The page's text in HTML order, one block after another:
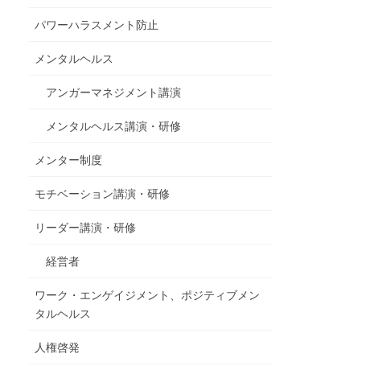
パワーハラスメント防止
メンタルヘルス
アンガーマネジメント講演
メンタルヘルス講演・研修
メンター制度
モチベーション講演・研修
リーダー講演・研修
経営者
ワーク・エンゲイジメント、ポジティブメン
タルヘルス
人権啓発